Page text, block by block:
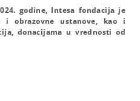
godine, Intesa fondacija je
i obrazovne ustanove, kao i
donacijama u vrednosti od